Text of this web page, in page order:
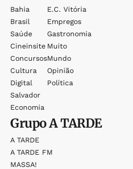
Bahia
Brasil
Saúde
Cineinsite
Concursos
Cultura
Digital
Salvador
Economia
E.c. Vitória
Empregos
Gastronomia
Muito
Mundo
Opinião
Política
GrupoA TARDE
A TARDE
A TARDE FM
MASSA!